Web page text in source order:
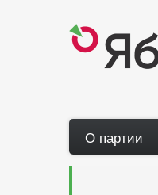
Main
navigation
О партии